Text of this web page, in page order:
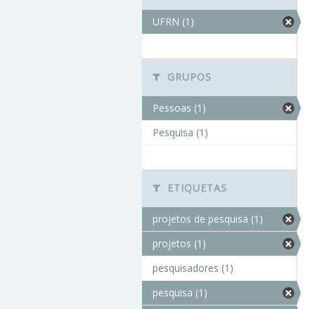
UFRN (1)
GRUPOS
Pessoas (1)
Pesquisa (1)
ETIQUETAS
projetos de pesquisa (1)
projetos (1)
pesquisadores (1)
pesquisa (1)